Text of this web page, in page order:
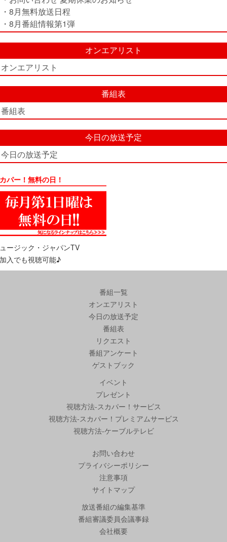
・8月無料放送日程
・8月番組情報第1弾
オンエアリスト
オンエアリスト
番組表
番組表
今日の放送予定
今日の放送予定
パー！無料の日！
ージック・ジャパンTV
入でも視聴可能♪
番組一覧
オンエアリスト
今日の放送予定
番組表
リクエスト
番組アンケート
ゲストブック
イベント
プレゼント
視聴方法-スカパー！サービス
視聴方法-スカパー！プレミアムサービス
視聴方法-ケーブルテレビ
お問い合わせ
プライバシーポリシー
注意事項
サイトマップ
放送番組の編集基準
番組審議委員会議事録
会社概要